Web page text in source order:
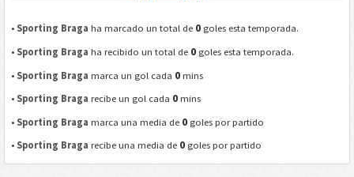
• Sporting Braga ha marcado un total de 0 goles esta temporada.
• Sporting Braga ha recibido un total de 0 goles esta temporada.
• Sporting Braga marca un gol cada 0 mins
• Sporting Braga recibe un gol cada 0 mins
• Sporting Braga marca una media de 0 goles por partido
• Sporting Braga recibe una media de 0 goles por partido